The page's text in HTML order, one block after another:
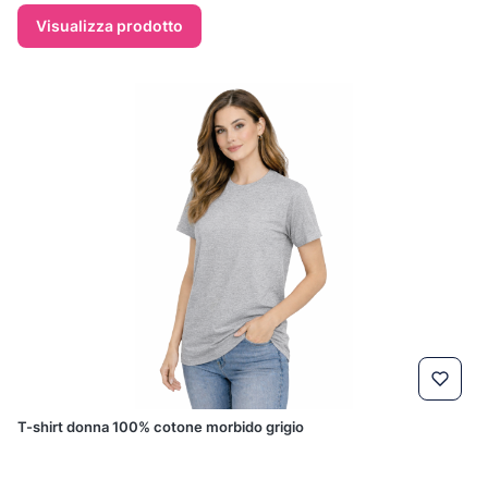
Visualizza prodotto
T-shirt donna 100% cotone morbido grigio